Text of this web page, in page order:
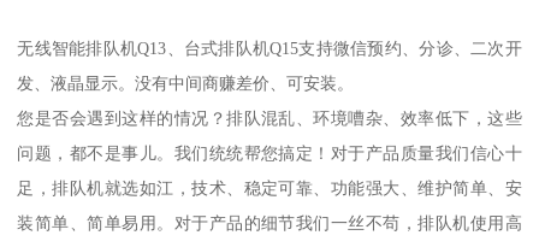
无线智能排队机Q13、台式排队机Q15支持微信预约、分诊、二次开
发、液晶显示。没有中间商赚差价、可安装。
您是否会遇到这样的情况？排队混乱、环境嘈杂、效率低下，这些
问题，都不是事儿。我们统统帮您搞定！对于产品质量我们信心十
足，排队机就选如江，技术、稳定可靠、功能强大、维护简单、安
装简单、简单易用。对于产品的细节我们一丝不苟，排队机使用高